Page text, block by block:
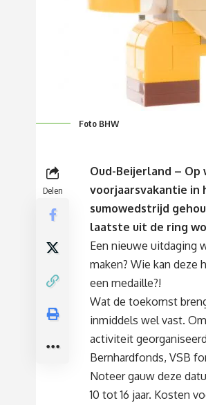
Foto BHW
Delen
Oud-Beijerland –
voorjaarsvakantie in
sumowedstrijd
laatste uit de ring
Een nieuwe uitdaging
maken? Wie kan deze
een medaille?!
Wat de toekomst
inmiddels wel vast.
activiteit
Bernhardfonds, VSB
Noteer gauw deze
10 tot 16 jaar. Kosten